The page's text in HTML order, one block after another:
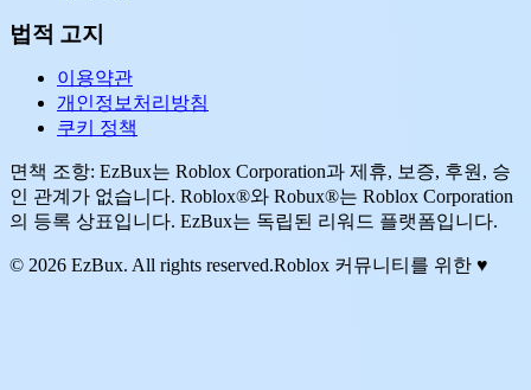
법적 고지
이용약관
개인정보처리방침
쿠키 정책
면책 조항: EzBux는 Roblox Corporation과 제휴, 보증, 후원, 승
인 관계가 없습니다. Roblox®와 Robux®는 Roblox Corporation
의 등록 상표입니다. EzBux는 독립된 리워드 플랫폼입니다.
© 2026 EzBux. All rights reserved.Roblox 커뮤니티를 위한 ♥